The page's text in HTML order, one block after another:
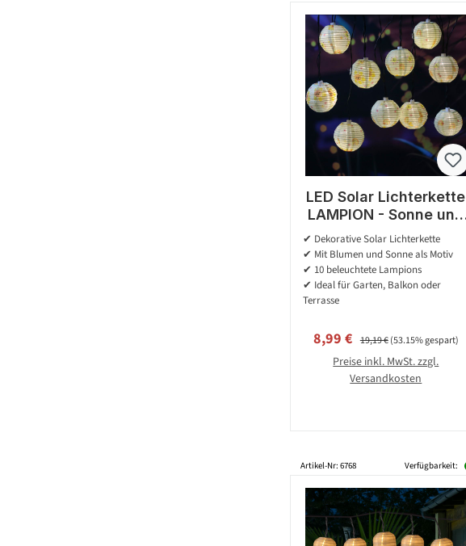
LED Solar Lichterkette
LAMPION - Sonne und
Blumen Motiv - 10 LED
- L: 4,5m - Sensor -
gelb
✔ Dekorative Solar Lichterkette
✔ Mit Blumen und Sonne als Motiv
✔ 10 beleuchtete Lampions
✔ Ideal für Garten, Balkon oder
Terrasse
Verkaufspreis:
8,99 € Regulärer Preis:
19,19 €(53.15% gespart)
Preise inkl. MwSt. zzgl.
Versandkosten
Artikel-Nr: 6768 Verfügbarkeit: